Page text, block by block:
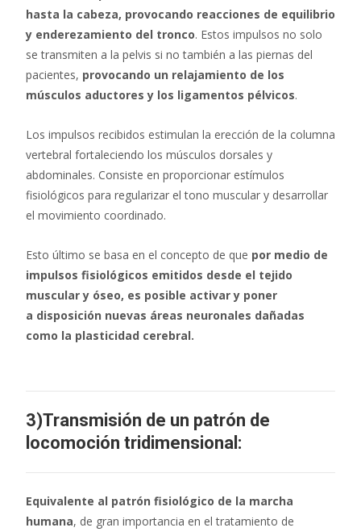
hasta la cabeza, provocando reacciones de equilibrio
y enderezamiento del tronco. Estos impulsos no solo
se transmiten a la pelvis si no también a las piernas del
pacientes, provocando un relajamiento de los
músculos aductores y los ligamentos pélvicos.
Los impulsos recibidos estimulan la erección de la columna
vertebral fortaleciendo los músculos dorsales y
abdominales. Consiste en proporcionar estímulos
fisiológicos para regularizar el tono muscular y desarrollar
el movimiento coordinado.
Esto último se basa en el concepto de que por medio de
impulsos fisiológicos emitidos desde el tejido
muscular y óseo, es posible activar y poner
a disposición nuevas áreas neuronales dañadas
como la plasticidad cerebral.
3)Transmisión de un patrón de
locomoción tridimensional:
Equivalente al patrón fisiológico de la marcha
humana, de gran importancia en el tratamiento de